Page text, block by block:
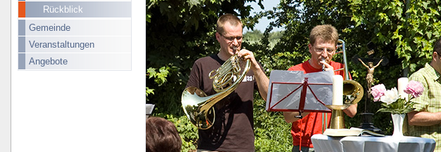
Rückblick
Gemeinde
Veranstaltungen
Angebote